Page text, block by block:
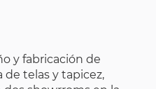
y fabricación de
telas y tapicez,